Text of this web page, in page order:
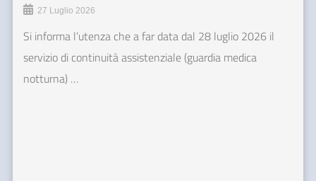
27 Luglio 2026
Si informa l’utenza che a far data dal 28 luglio 2026 il
servizio di continuità assistenziale (guardia medica
notturna) …